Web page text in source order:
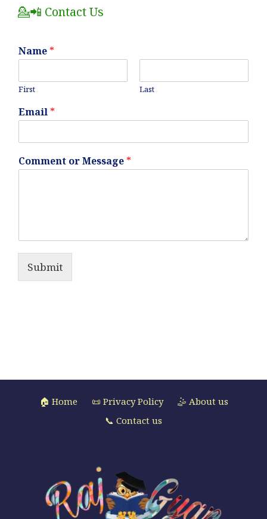
💁📲 Contact Us
Name *
First Last
Email *
Comment or Message *
Submit
🏠 Home 📜 Privacy Policy
🤹 About us
📞 Contact us